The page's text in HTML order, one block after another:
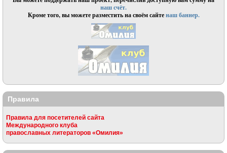
наш счёт.
Кроме того, вы можете разместить на своём сайтенаш баннер.
Правила
Правила для посетителей сайта
Международного клуба
православных литераторов «Омилия»